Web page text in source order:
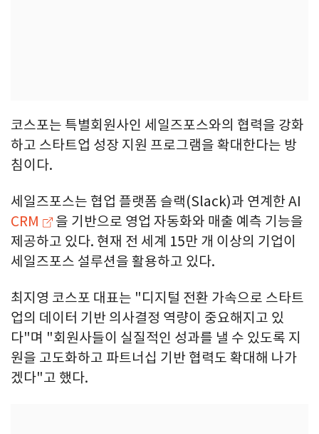
코스포는 특별회원사인 세일즈포스와의 협력을 강화
하고 스타트업 성장 지원 프로그램을 확대한다는 방
침이다.
세일즈포스는 협업 플랫폼 슬랙(Slack)과 연계한 AI
CRM
을 기반으로 영업 자동화와 매출 예측 기능을
제공하고 있다. 현재 전 세계 15만 개 이상의 기업이
세일즈포스 설루션을 활용하고 있다.
최지영 코스포 대표는 "디지털 전환 가속으로 스타트
업의 데이터 기반 의사결정 역량이 중요해지고 있
다"며 "회원사들이 실질적인 성과를 낼 수 있도록 지
원을 고도화하고 파트너십 기반 협력도 확대해 나가
겠다"고 했다.